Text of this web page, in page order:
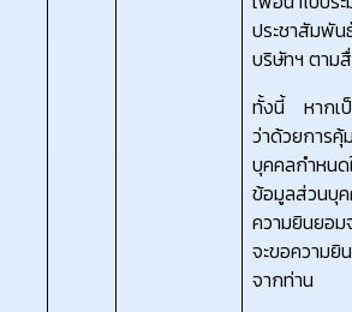
ประชาสัมพั
บริษัทฯ ตาม
ทั้งนี้ หากเ
ว่าด้วยการ
บุคคลกำหนด
ข้อมูลส่วนบุ
ความยินยอ
จะขอความยิ
จากท่าน